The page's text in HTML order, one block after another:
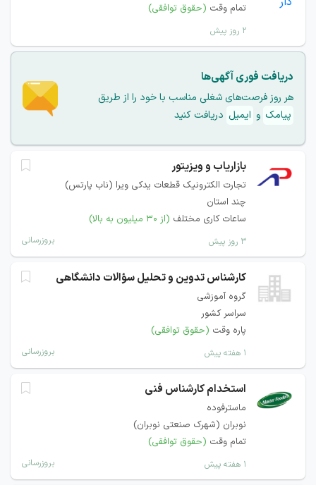
تمام وقت (حقوق توافقی)
۲ روز پیش
دریافت فوری آگهی‌ها
هر روز فرصت‌های شغلی مناسب با خود را از طریق
پیامک و ایمیل دریافت کنید
بازاریاب و ویزیتور
تجارت الکترونیک قطعات یدکی ویرا (ناب پارتس)
چند استان
ساعات کاری مختلف (از ۳۰ میلیون به بالا)
۳ روز پیش بروزرسانی
کارشناس تدوین و تحلیل سؤالات دانشگاهی
گروه آموزشی
سراسر کشور
پاره وقت (حقوق توافقی)
۱ هفته پیش بروزرسانی
استخدام کارشناس فنی
ماسترفوده
نوبران (شهرک صنعتی نوبران)
تمام وقت (حقوق توافقی)
۱ هفته پیش بروزرسانی